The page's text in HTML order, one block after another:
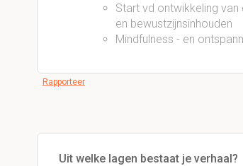
Start vd ontwikkeling
en bewustzijnsinhouden
Mindfulness - en
Rapporteer
Uit welke lagen bestaat je verhaal?